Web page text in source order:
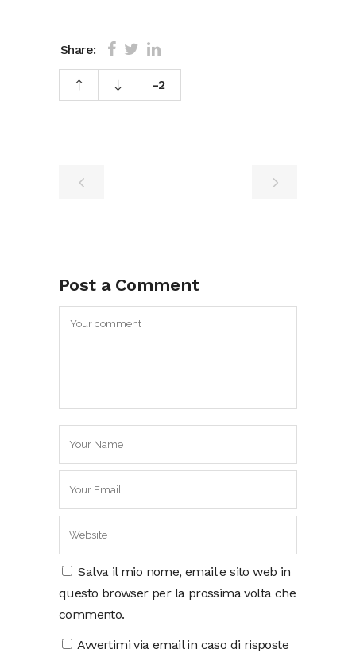
Share:
-2
Post a Comment
Salva il mio nome, email e sito web in
questo browser per la prossima volta che
commento.
Avvertimi via email in caso di risposte